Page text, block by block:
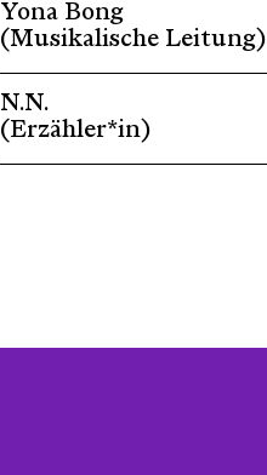
Yona Bong
(Musikalische Leitung)
N.N.
(Erzähler*in)